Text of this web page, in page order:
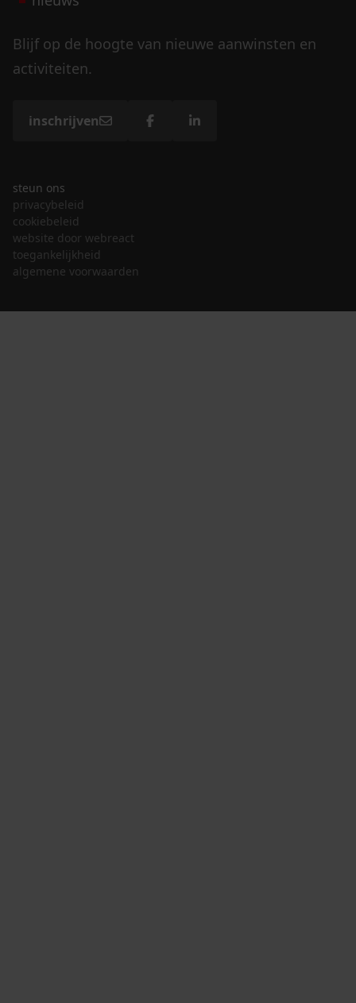
Blijf op de hoogte van nieuwe aanwinsten en
activiteiten.
inschrijven
steun ons
privacybeleid
cookiebeleid
website door webreact
toegankelijkheid
algemene voorwaarden